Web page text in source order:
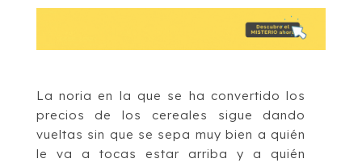
La noria en la que se ha convertido los
precios de los cereales sigue dando
vueltas sin que se sepa muy bien a quién
le va a tocas estar arriba y a quién